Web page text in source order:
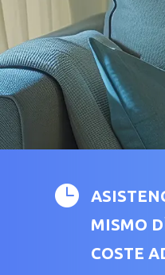

MISMO
COSTE